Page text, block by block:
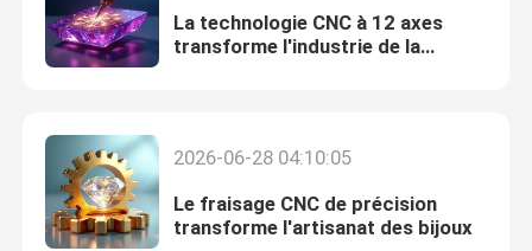
Nous contacter
Cas
Blog
La technologie CNC à 12 axes
transforme l'industrie de la
2026-06-28 04:10:05
Le fraisage CNC de précision
transforme l'artisanat des bijoux